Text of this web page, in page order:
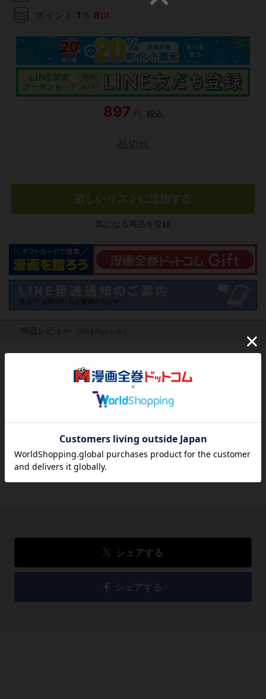
ポイント 1 ％ 8pt
897 円 税込
欲しいリストに追加する
気になる商品を登録
方のために感想を共有してもらえませんか？
レビューを書く
897 円 税込
シェアする
シェアする